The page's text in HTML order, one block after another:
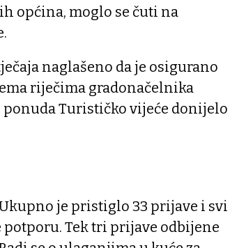
općina, moglo se čuti na
naglašeno da je osigurano
riječima gradonačelnika
Turističko vijeće donijelo
je pristiglo 33 prijave i svi
Tek tri prijave odbijene